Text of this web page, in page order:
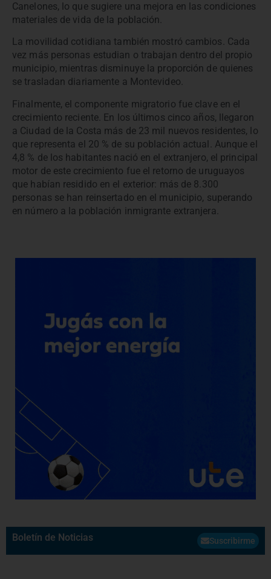
Canelones, lo que sugiere una mejora en las condiciones
materiales de vida de la población.
La movilidad cotidiana también mostró cambios. Cada
vez más personas estudian o trabajan dentro del propio
municipio, mientras disminuye la proporción de quienes
se trasladan diariamente a Montevideo.
Finalmente, el componente migratorio fue clave en el
crecimiento reciente. En los últimos cinco años, llegaron
a Ciudad de la Costa más de 23 mil nuevos residentes, lo
que representa el 20 % de su población actual. Aunque el
4,8 % de los habitantes nació en el extranjero, el principal
motor de este crecimiento fue el retorno de uruguayos
que habían residido en el exterior: más de 8.300
personas se han reinsertado en el municipio, superando
en número a la población inmigrante extranjera.
Boletín de Noticias Suscribirme